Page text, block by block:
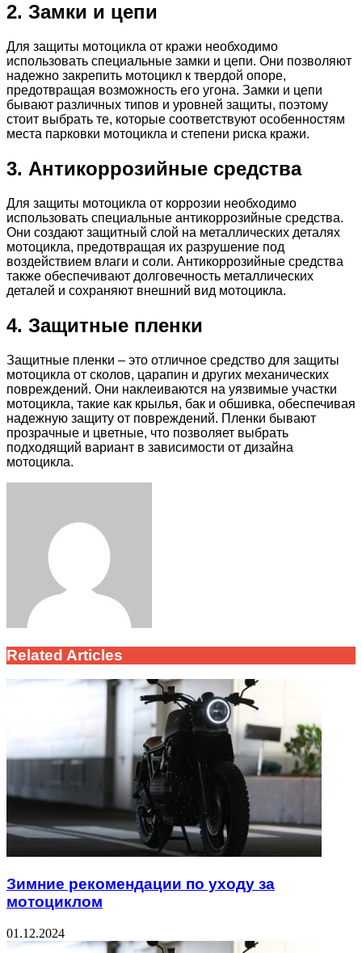
2. Замки и цепи
Для защиты мотоцикла от кражи необходимо
использовать специальные замки и цепи. Они позволяют
надежно закрепить мотоцикл к твердой опоре,
предотвращая возможность его угона. Замки и цепи
бывают различных типов и уровней защиты, поэтому
стоит выбрать те, которые соответствуют особенностям
места парковки мотоцикла и степени риска кражи.
3. Антикоррозийные средства
Для защиты мотоцикла от коррозии необходимо
использовать специальные антикоррозийные средства.
Они создают защитный слой на металлических деталях
мотоцикла, предотвращая их разрушение под
воздействием влаги и соли. Антикоррозийные средства
также обеспечивают долговечность металлических
деталей и сохраняют внешний вид мотоцикла.
4. Защитные пленки
Защитные пленки – это отличное средство для защиты
мотоцикла от сколов, царапин и других механических
повреждений. Они наклеиваются на уязвимые участки
мотоцикла, такие как крылья, бак и обшивка, обеспечивая
надежную защиту от повреждений. Пленки бывают
прозрачные и цветные, что позволяет выбрать
подходящий вариант в зависимости от дизайна
мотоцикла.
Related Articles
Зимние рекомендации по уходу за
мотоциклом
01.12.2024